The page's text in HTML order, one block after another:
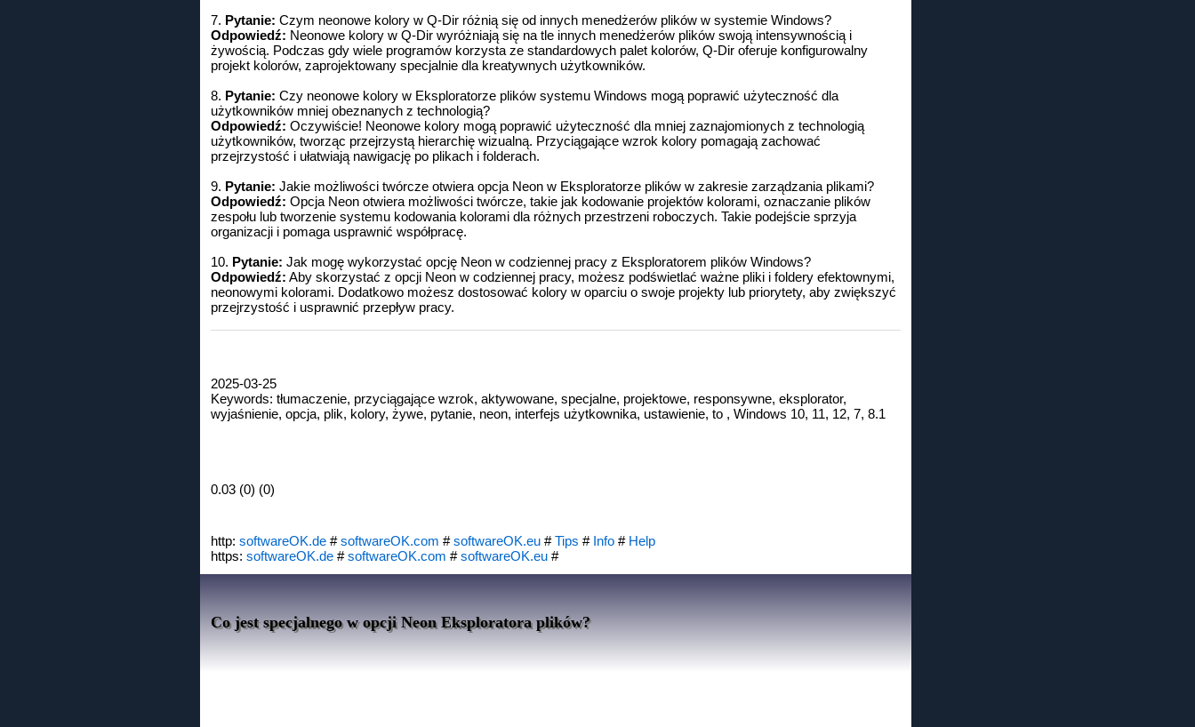
7. Pytanie: Czym neonowe kolory w Q-Dir różnią się od innych menedżerów plików w systemie Windows?
Odpowiedź: Neonowe kolory w Q-Dir wyróżniają się na tle innych menedżerów plików swoją intensywnością i
żywością. Podczas gdy wiele programów korzysta ze standardowych palet kolorów, Q-Dir oferuje konfigurowalny
projekt kolorów, zaprojektowany specjalnie dla kreatywnych użytkowników.
8. Pytanie: Czy neonowe kolory w Eksploratorze plików systemu Windows mogą poprawić użyteczność dla
użytkowników mniej obeznanych z technologią?
Odpowiedź: Oczywiście! Neonowe kolory mogą poprawić użyteczność dla mniej zaznajomionych z technologią
użytkowników, tworząc przejrzystą hierarchię wizualną. Przyciągające wzrok kolory pomagają zachować
przejrzystość i ułatwiają nawigację po plikach i folderach.
9. Pytanie: Jakie możliwości twórcze otwiera opcja Neon w Eksploratorze plików w zakresie zarządzania plikami?
Odpowiedź: Opcja Neon otwiera możliwości twórcze, takie jak kodowanie projektów kolorami, oznaczanie plików
zespołu lub tworzenie systemu kodowania kolorami dla różnych przestrzeni roboczych. Takie podejście sprzyja
organizacji i pomaga usprawnić współpracę.
10. Pytanie: Jak mogę wykorzystać opcję Neon w codziennej pracy z Eksploratorem plików Windows?
Odpowiedź: Aby skorzystać z opcji Neon w codziennej pracy, możesz podświetlać ważne pliki i foldery efektownymi,
neonowymi kolorami. Dodatkowo możesz dostosować kolory w oparciu o swoje projekty lub priorytety, aby zwiększyć
przejrzystość i usprawnić przepływ pracy.
2025-03-25
Keywords: tłumaczenie, przyciągające wzrok, aktywowane, specjalne, projektowe, responsywne, eksplorator,
wyjaśnienie, opcja, plik, kolory, żywe, pytanie, neon, interfejs użytkownika, ustawienie, to , Windows 10, 11, 12, 7, 8.1
0.03 (0) (0)
http: softwareOK.de #softwareOK.com #softwareOK.eu #Tips # Info # Help
https: softwareOK.de #softwareOK.com #softwareOK.eu #
Co jest specjalnego w opcji Neon Eksploratora plików?